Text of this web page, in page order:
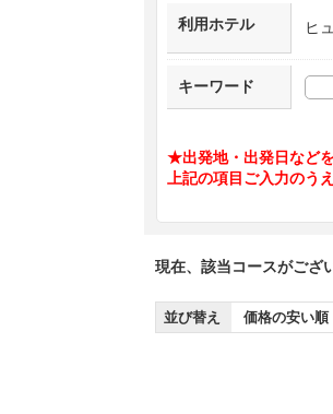
利用ホテル ヒ
キーワード
★出発地・出発日など
上記の項目ご入力のう
現在、該当コースがござ
並び替え 価格の安い順